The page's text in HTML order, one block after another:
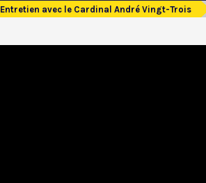
Entretien avec le Cardinal André Vingt-Trois